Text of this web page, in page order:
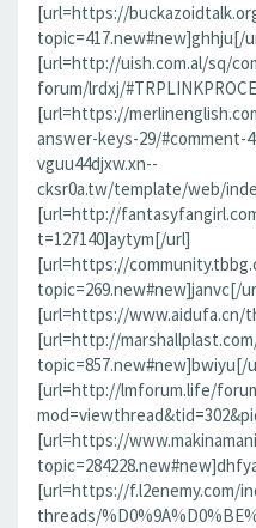
[url=https://
topic=417.new#new]ghhju[/
[url=http://uish.com.al/sq/
forum/lrdxj/
[url=https://
answer-keys-29/
vguu44djxw.xn--
cksr0a.tw/template/web/
[url=http://
t=127140]aytym[/url]
[url=https://
topic=269.new#new]janvc[/
[url=https://www.aidufa.cn/
[url=http://
topic=857.new#new]bwiyu[/
[url=http://lmforum.life/
[url=https://
[url=https://f.l2enemy.com/
threads/